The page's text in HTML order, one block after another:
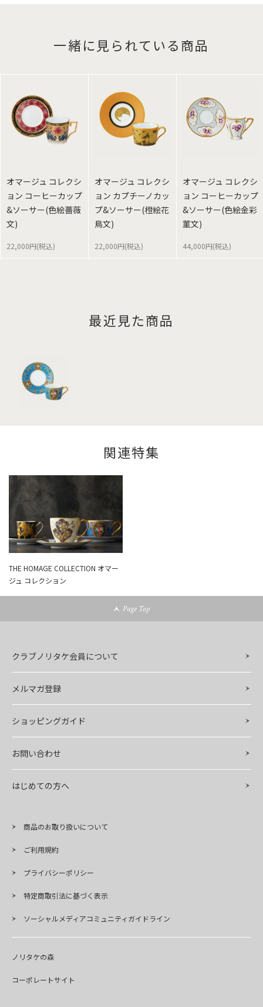
一緒に見られている商品
オマージュ コレクシ
ョン コーヒーカップ
&ソーサー(色絵薔薇
文)
22,000円(税込)
オマージュ コレクシ
ョン カプチーノカッ
プ&ソーサー(橙絵花
鳥文)
22,000円(税込)
オマージュ コレクシ
ョン コーヒーカップ
&ソーサー(色絵金彩
菫文)
44,000円(税込)
最近見た商品
関連特集
THE HOMAGE COLLECTION オマー
ジュ コレクション
Page Top
クラブノリタケ会員について
メルマガ登録
ショッピングガイド
お問い合わせ
はじめての方へ
商品のお取り扱いについて
ご利用規約
プライバシーポリシー
特定商取引法に基づく表示
ソーシャルメディアコミュニティガイドライン
ノリタケの森
コーポレートサイト